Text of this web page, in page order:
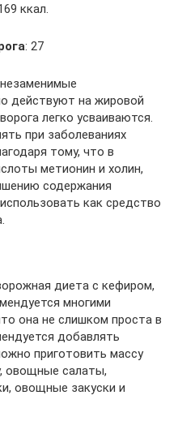
ккал.
: 27
действуют на жировой
легко усваиваются.
при заболеваниях
тому, что в
метионин и холин,
содержания
как средство
диета с ­кефиром,
многими
она не слишком проста в
добавлять
приготовить массу
овощные салаты,
овощные закуски и